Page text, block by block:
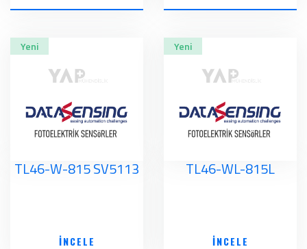
Yeni
TL46-W-815 SV5113
İNCELE
Yeni
TL46-WL-815L
İNCELE